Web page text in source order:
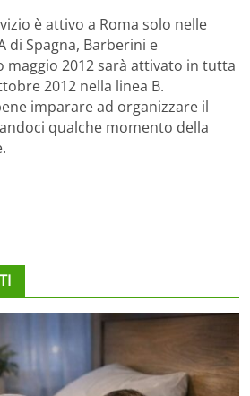
è attivo a Roma solo nelle
di Spagna, Barberini e
maggio 2012 sarà attivato in tutta
2012 nella linea B.
imparare ad organizzare il
qualche momento della